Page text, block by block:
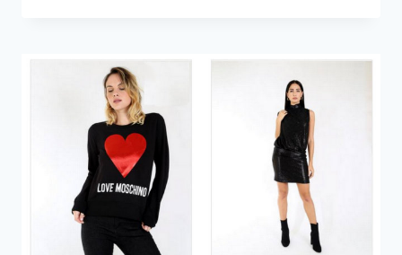
E
QUANDO
INDOSSARLO